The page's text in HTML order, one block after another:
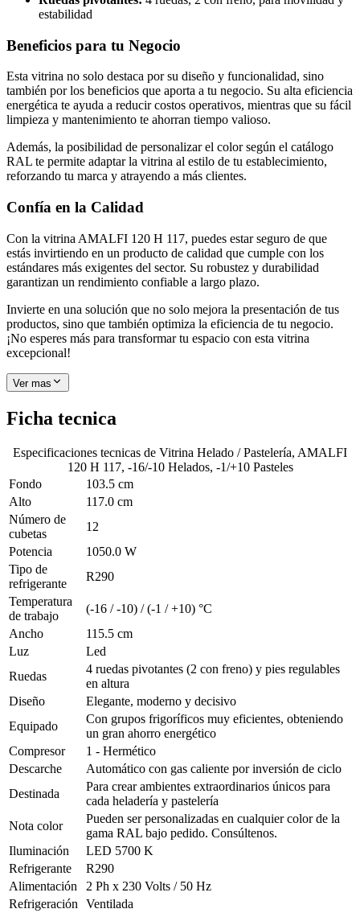
estabilidad
Beneficios para tu Negocio
Esta vitrina no solo destaca por su diseño y funcionalidad, sino
también por los beneficios que aporta a tu negocio. Su alta eficiencia
energética te ayuda a reducir costos operativos, mientras que su fácil
limpieza y mantenimiento te ahorran tiempo valioso.
Además, la posibilidad de personalizar el color según el catálogo
RAL te permite adaptar la vitrina al estilo de tu establecimiento,
reforzando tu marca y atrayendo a más clientes.
Confía en la Calidad
Con la vitrina AMALFI 120 H 117, puedes estar seguro de que
estás invirtiendo en un producto de calidad que cumple con los
estándares más exigentes del sector. Su robustez y durabilidad
garantizan un rendimiento confiable a largo plazo.
Invierte en una solución que no solo mejora la presentación de tus
productos, sino que también optimiza la eficiencia de tu negocio.
¡No esperes más para transformar tu espacio con esta vitrina
excepcional!
Ver mas
Ficha tecnica
Especificaciones tecnicas de Vitrina Helado / Pastelería, AMALFI
120 H 117, -16/-10 Helados, -1/+10 Pasteles
Fondo
103.5 cm
Alto
117.0 cm
Número de
cubetas
12
Potencia
1050.0 W
Tipo de
refrigerante
R290
Temperatura
de trabajo
(-16 / -10) / (-1 / +10) °C
Ancho
115.5 cm
Luz
Led
Ruedas
4 ruedas pivotantes (2 con freno) y pies regulables
en altura
Diseño
Elegante, moderno y decisivo
Equipado
Con grupos frigoríficos muy eficientes, obteniendo
un gran ahorro energético
Compresor
1 - Hermético
Descarche
Automático con gas caliente por inversión de ciclo
Destinada
Para crear ambientes extraordinarios únicos para
cada heladería y pastelería
Nota color
Pueden ser personalizadas en cualquier color de la
gama RAL bajo pedido. Consúltenos.
Iluminación
LED 5700 K
Refrigerante
R290
Alimentación
2 Ph x 230 Volts / 50 Hz
Refrigeración
Ventilada